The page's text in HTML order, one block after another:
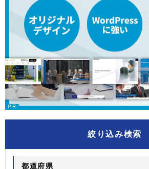
絞り込み検索
都道府県